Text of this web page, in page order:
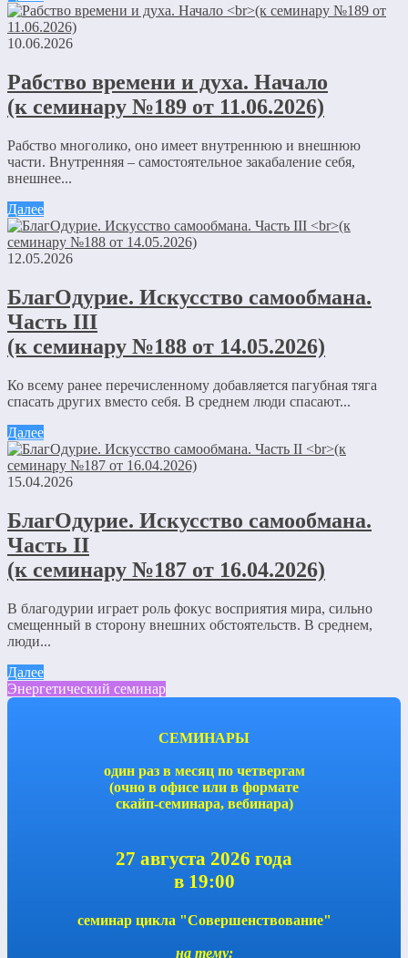
10.06.2026
Рабство времени и духа. Начало
(к семинару №189 от 11.06.2026)
Рабство многолико, оно имеет внутреннюю и внешнюю
части. Внутренняя – самостоятельное закабаление себя,
внешнее...
Далее
12.05.2026
БлагОдурие. Искусство самообмана.
Часть III
(к семинару №188 от 14.05.2026)
Ко всему ранее перечисленному добавляется пагубная тяга
спасать других вместо себя. В среднем люди спасают...
Далее
15.04.2026
БлагОдурие. Искусство самообмана.
Часть II
(к семинару №187 от 16.04.2026)
В благодурии играет роль фокус восприятия мира, сильно
смещенный в сторону внешних обстоятельств. В среднем,
люди...
Далее
Энергетический семинар
СЕМИНАРЫ
один раз в месяц по четвергам
(очно в офисе или в формате
скайп-семинара, вебинара)
27 августа 2026 года
в 19:00
семинар цикла "Совершенствование"
на тему: